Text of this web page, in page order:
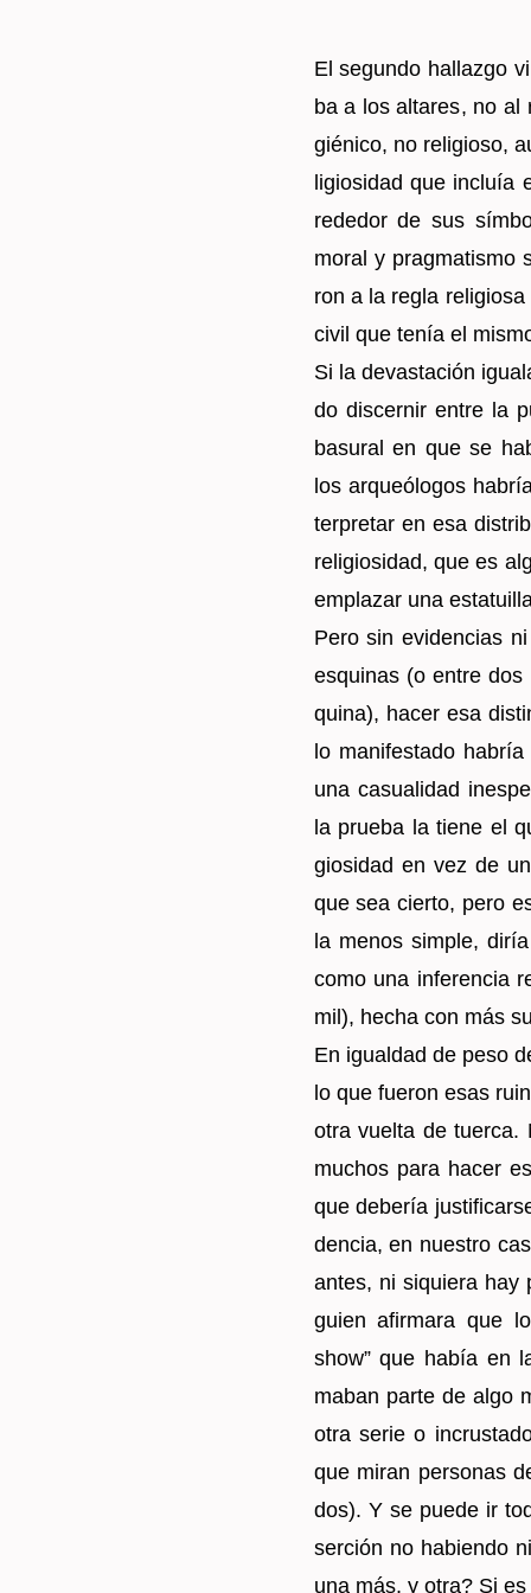
El se­gun­do ha­llaz­go
ba a los al­ta­res, no
gié­ni­co, no re­li­gio­so,
li­gio­si­dad que
re­de­dor de sus
moral y prag­ma­tis­mo
ron a la regla
civil que tenía el
Si la de­vas­ta­ción
do dis­cer­nir entre la
ba­su­ral en que se
los ar­queó­lo­gos
ter­pre­tar en esa
re­li­gio­si­dad, que es
em­pla­zar una
Pero sin evi­den­cias
es­qui­nas (o entre
qui­na), hacer esa
lo ma­ni­fes­ta­do
una ca­sua­li­dad
la prue­ba la tiene el
gio­si­dad en vez de
que sea cier­to, pero
la menos sim­ple,
como una in­fe­ren­cia
mil), hecha con más
En igual­dad de peso
lo que fue­ron esas
otra vuel­ta de tuer­ca.
mu­chos para hacer
que de­be­ría
den­cia, en nues­tro
antes, ni si­quie­ra
guien afir­ma­ra que
show” que había en
ma­ban parte de algo
otra serie o
que miran per­so­nas
dos). Y se puede ir
ser­ción no ha­bien­do
una más, y otra? Si